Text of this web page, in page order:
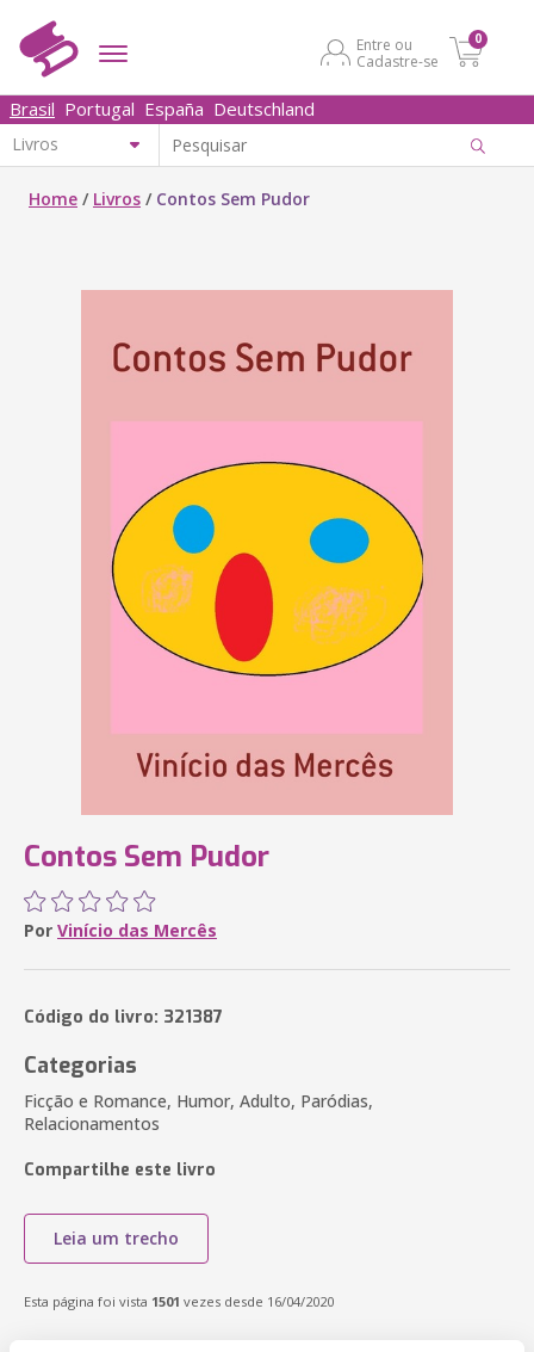
Entre ou
Cadastre-se
0
Brasil Portugal España Deutschland
Home / Livros / Contos Sem Pudor
Contos Sem Pudor
Por Vinício das Mercês
Código do livro: 321387
Categorias
Ficção e Romance, Humor, Adulto, Paródias,
Relacionamentos
Compartilhe este livro
Leia um trecho
Esta página foi vista 1501 vezes desde 16/04/2020